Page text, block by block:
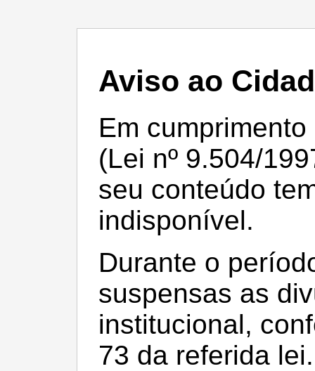
Aviso ao
Em
(Lei nº 9.504/
seu conteúdo
indisponível.
Durante o
suspensas as
institucional,
73 da referida lei.